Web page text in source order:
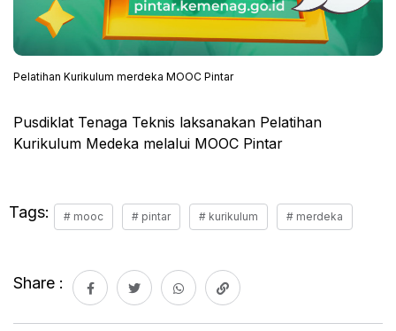
Pelatihan Kurikulum merdeka MOOC Pintar
Pusdiklat Tenaga Teknis laksanakan Pelatihan
Kurikulum Medeka melalui MOOC Pintar
Tags: # mooc # pintar # kurikulum # merdeka
Share :